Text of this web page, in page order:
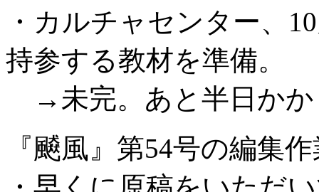
・カルチャセンター、
持参する教材を準備。
→未完。あと半日かか
『飇風』第54号の編集